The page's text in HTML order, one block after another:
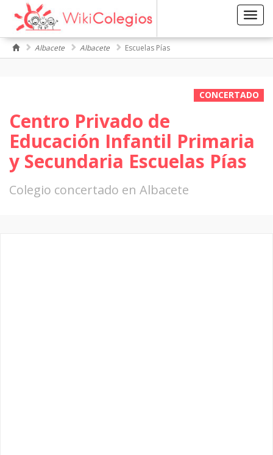
Albacete Albacete Escuelas Pías
CONCERTADO
Centro Privado de
Educación Infantil Primaria
y Secundaria Escuelas Pías
Colegio concertado en Albacete